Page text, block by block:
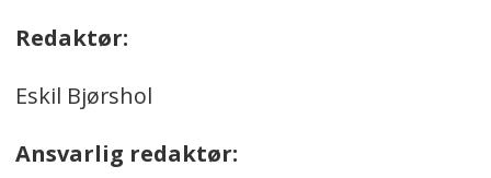
Redaktør:
Eskil Bjørshol
Ansvarlig redaktør: